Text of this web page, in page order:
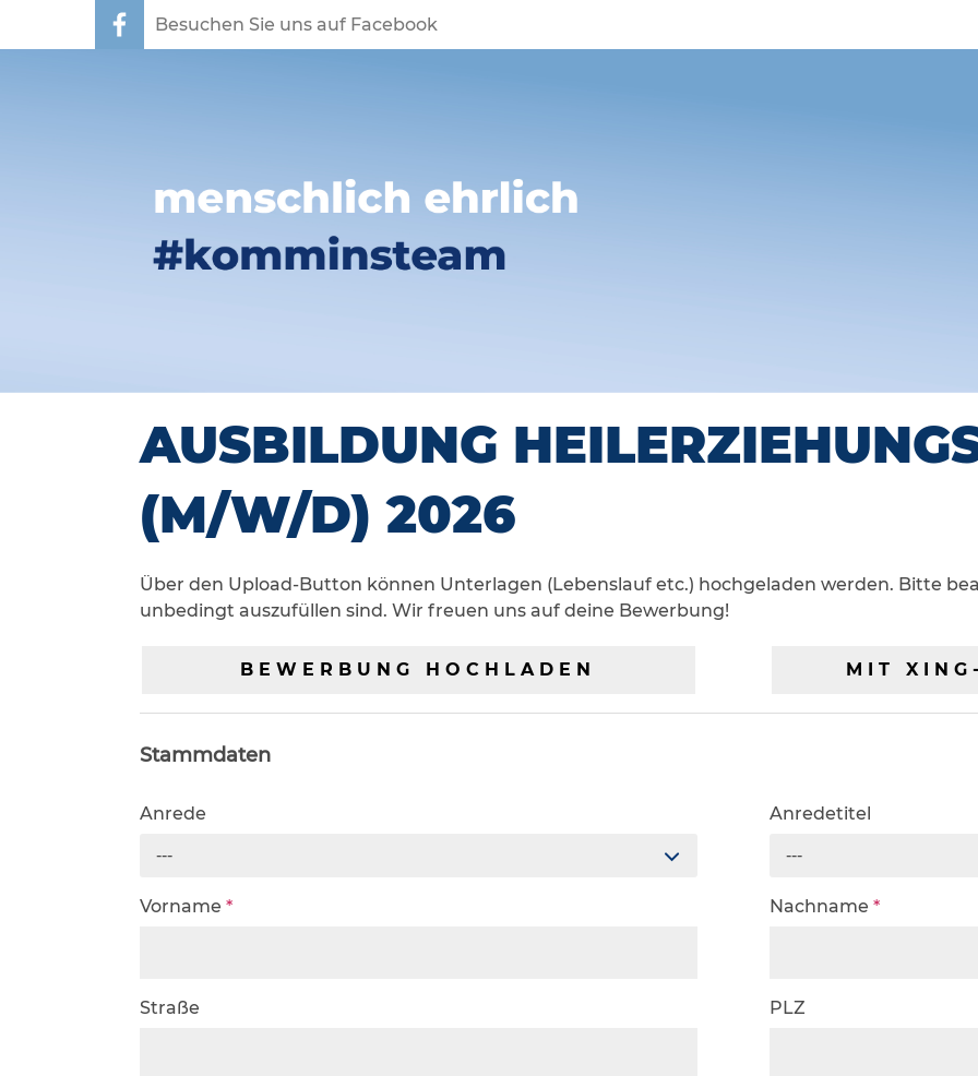
Besuchen Sie uns auf Facebook
AUSBILDUNG
(M/W/D) 2026
Über den Upload-Button können Unterlagen (Lebenslauf etc.) hochgeladen werden. Bitte
unbedingt auszufüllen sind. Wir freuen uns auf deine Bewerbung!
BEWERBUNG HOCHLADEN MIT
Stammdaten
Anrede
---
Anredetitel
---
Vorname * Nachname *
Straße PLZ